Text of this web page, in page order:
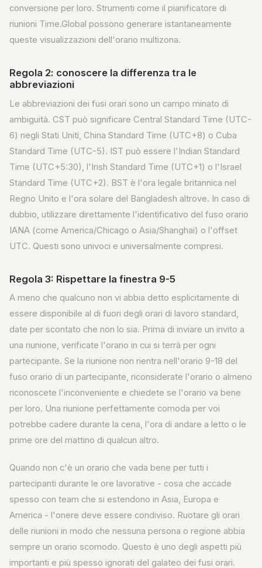
conversione per loro. Strumenti come il pianificatore di
riunioni Time.Global possono generare istantaneamente
queste visualizzazioni dell'orario multizona.
Regola 2: conoscere la differenza tra le
abbreviazioni
Le abbreviazioni dei fusi orari sono un campo minato di
ambiguità. CST può significare Central Standard Time (UTC-
6) negli Stati Uniti, China Standard Time (UTC+8) o Cuba
Standard Time (UTC-5). IST può essere l'Indian Standard
Time (UTC+5:30), l'Irish Standard Time (UTC+1) o l'Israel
Standard Time (UTC+2). BST è l'ora legale britannica nel
Regno Unito e l'ora solare del Bangladesh altrove. In caso di
dubbio, utilizzare direttamente l'identificativo del fuso orario
IANA (come America/Chicago o Asia/Shanghai) o l'offset
UTC. Questi sono univoci e universalmente compresi.
Regola 3: Rispettare la finestra 9-5
A meno che qualcuno non vi abbia detto esplicitamente di
essere disponibile al di fuori degli orari di lavoro standard,
date per scontato che non lo sia. Prima di inviare un invito a
una riunione, verificate l'orario in cui si terrà per ogni
partecipante. Se la riunione non rientra nell'orario 9-18 del
fuso orario di un partecipante, riconsiderate l'orario o almeno
riconoscete l'inconveniente e chiedete se l'orario va bene
per loro. Una riunione perfettamente comoda per voi
potrebbe cadere durante la cena, l'ora di andare a letto o le
prime ore del mattino di qualcun altro.
Quando non c'è un orario che vada bene per tutti i
partecipanti durante le ore lavorative - cosa che accade
spesso con team che si estendono in Asia, Europa e
America - l'onere deve essere condiviso. Ruotare gli orari
delle riunioni in modo che nessuna persona o regione abbia
sempre un orario scomodo. Questo è uno degli aspetti più
importanti e più spesso ignorati del galateo dei fusi orari.